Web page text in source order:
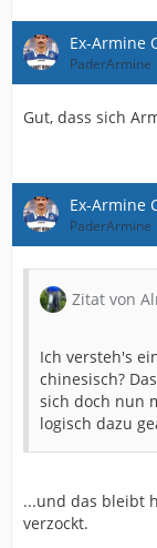
Ex-Armine
PaderArmine
Gut, dass sich
Ex-Armine
PaderArmine
Zitat von
Ich versteh's
chinesisch?
sich doch nun
logisch dazu
...und das bleibt
verzockt.